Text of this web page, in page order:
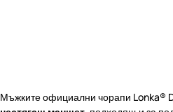
Мъжките официални чорапи Lonka®